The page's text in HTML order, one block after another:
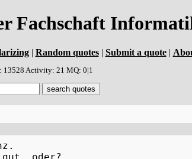
Fachschaft
| Random quotes| Submit a quote|
13528 Activity: 21 MQ: 0|1